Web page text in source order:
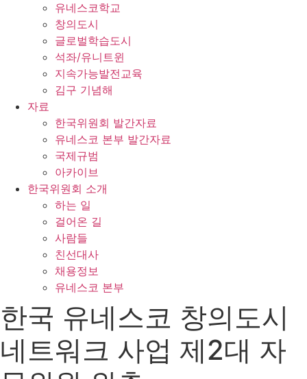
유네스코학교
창의도시
글로벌학습도시
석좌/유니트윈
지속가능발전교육
김구 기념해
자료
한국위원회 발간자료
유네스코 본부 발간자료
국제규범
아카이브
한국위원회 소개
하는 일
걸어온 길
사람들
친선대사
채용정보
유네스코 본부
한국 유네스코 창의도시
네트워크 사업 제2대 자